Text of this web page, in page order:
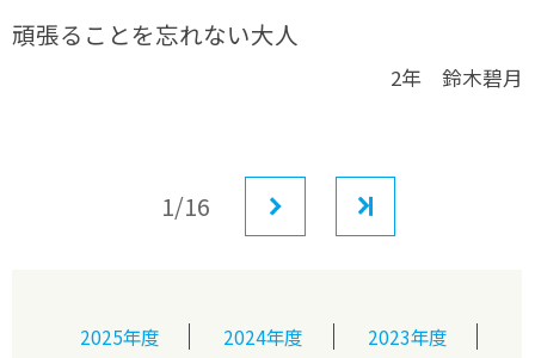
頑張ることを忘れない大人
2年 鈴木碧月
1/16
2025年度 2024年度
2023年度